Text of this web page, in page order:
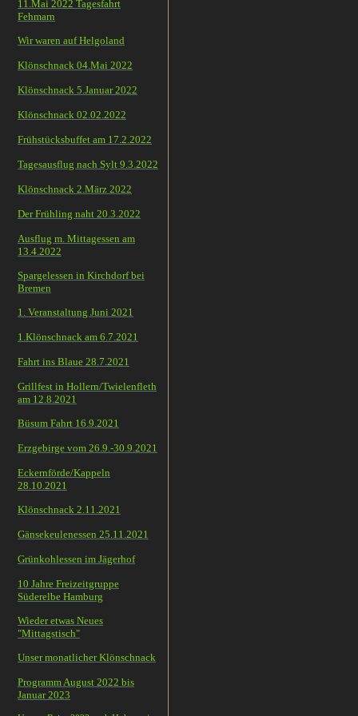
11.Mai 2022 Tagesfahrt
Fehmarn
Wir waren auf Helgoland
Klönschnack 04.Mai 2022
Klönschnack 5.Januar 2022
Klönschnack 02.02.2022
Frühstücksbuffet am 17.2.2022
Tagesausflug nach Sylt 9.3.2022
Klönschnack 2.März 2022
Der Frühling naht 20.3.2022
Ausflug m. Mittagessen am
13.4.2022
Spargelessen in Kirchdorf bei
Bremen
1. Veranstaltung Juni 2021
1.Klönschnack am 6.7.2021
Fahrt ins Blaue 28.7.2021
Grillfest in Hollern/Twielenfleth
am 12.8.2021
Büsum Fahrt 16.9.2021
Erzgebirge vom 26.9.-30.9.2021
Eckernförde/Kappeln
28.10.2021
Klönschnack 2.11.2021
Gänsekeulenessen 25.11.2021
Grünkohlessen im Jägerhof
10 Jahre Freizeitgruppe
Süderelbe Hamburg
Wieder etwas Neues
"Mittagstisch"
Unser monatlicher Klönschnack
Programm August 2022 bis
Januar 2023